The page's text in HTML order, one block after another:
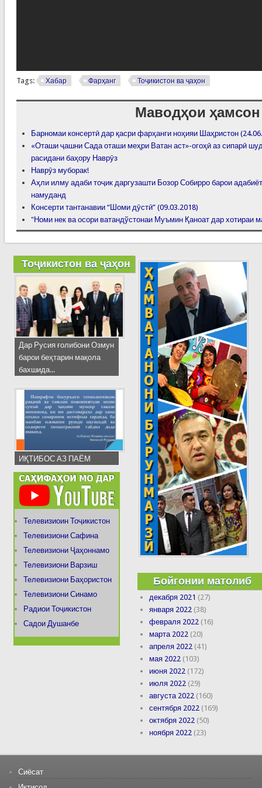
Tags: Хабар Фарҳанг Тоҷикистон ва ҷаҳон
Маводҳои ҳамсон
Барномаи консертӣ дар қасри фарҳанги ноҳияи Шаҳристон
«Оташи ҷашни Сада оташи меҳри Ватан аст»-огоҳӣ аз сипарӣ
расидани баҳору Наврӯз
Наврӯз муборак!
Аҳли илму адаби тоҷик даргузашти Бозор Собирро барои
намуданд
Консерти тантанавии “Шоми дӯстӣ” (09.03.2018)
"Номи нек ва осори ватандўстонаи Муъмин Қаноат дар хотираи
Тоҷикистон ва ҷаҳон
Дар Русия ғолибони Озмун
барои беҳтарин мақола
бахшида...
ИҚТИБОС АЗ ПАЁМ
Телевизиоин Тоҷикистон
Телевизиони Сафина
Телевизиони Ҷаҳоннамо
Телевизиони Варзиш
Телевизиони Баҳористон
Телевизиони Синамо
Радиои Тоҷикистон
Садои Душанбе
Бойгонии матолиб
декабря 2021 (27)
января 2022 (38)
февраля 2022 (16)
марта 2022 (20)
апреля 2022 (41)
мая 2022 (103)
июня 2022 (172)
июля 2022 (29)
августа 2022 (160)
сентября 2022 (169)
октября 2022 (50)
ноября 2022 (23)
Сиёсат